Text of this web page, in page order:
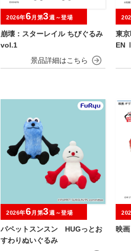
崩壊：スターレイル ちびぐるみ
vol.1
2026年6 月第3週～登場
東
EN
パペットスンスン HUGっとお
すわりぬいぐるみ
2026年6 月第3週～登場
映